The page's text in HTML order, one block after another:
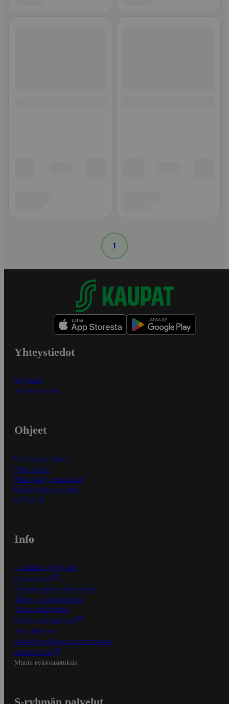
1
Yhteystiedot
Myymälät
Asiakaspalvelu
Ohjeet
Ensitilaajan ohjeet
Näin maksat
Näin tilaat ja muokkaat
Kaikki ohjeet ja vinkit
In English
Info
S-Business yrityksille
Oiva-raportit
Osuuskauppojen yhteystiedot
Tilaus- ja toimitusehdot
Tietosuojakäytäntö
Palvelun käyttöehdot
Saavutettavuus
Mobiilisovelluksen saavutettavuus
Mainostajalle
Muuta evästeasetuksia